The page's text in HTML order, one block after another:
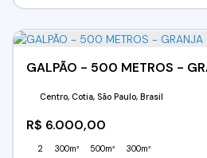
R$ 6.000,00
Centro, Cotia, São Paulo, Brasil
2 300m² 500m² 300m²